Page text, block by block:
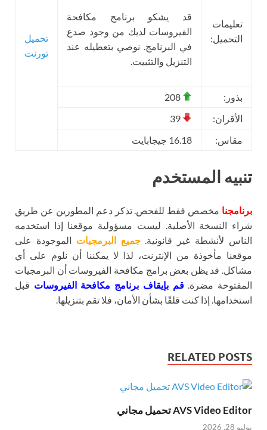
تحميل
تورنت
تعليمات
التحميل:
قد يشكو برنامج مكافحة
الفيروسات لديك من وجود صدع
في البرنامج. نوصي بتعطيله عند
التنزيل والتثبيت.
بذور:
الأقران:
مقاس:
16.18 جيجابايت
تنبيه المستخدم
برنامجنا مخصص فقط للفحص. تذكر دعم المطورين عن طريق
شراء النسخة الأصلية. ليست مسؤولية موقعنا إذا استخدمه
الناس لأنشطة غير قانونية.جميع البرمجيات الموجودة على
موقعنا مأخوذة من الإنترنت، لذا لا يمكننا أن نلوم على أي
مشاكل. قد يظن بعض برامج مكافحة الفيروسات أن البرمجيات
المفتوحة مضرة.قم بإيقاف برنامج مكافحة الفيروسات قبل
استخدامها. إذا كنت قلقًا بشأن الأمان، فلا تقم بتنزيلها.
RELATED POSTS
AVS Video Editor تحميل مجاني
يوليو 28, 2026